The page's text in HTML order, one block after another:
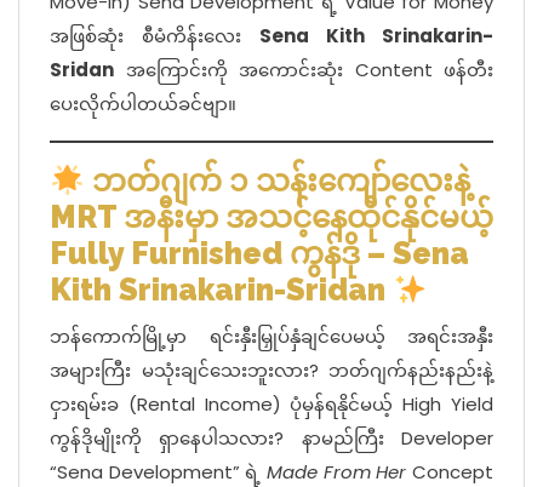
အဖြစ်ဆုံး စီမံကိန်းလေး Sena Kith Srinakarin-
Sridan အကြောင်းကို အကောင်းဆုံး Content ဖန်တီး
ပေးလိုက်ပါတယ်ခင်ဗျာ။
ဘတ်ဂျက် ၁ သန်းကျော်လေးနဲ့
MRT အနီးမှာ အသင့်နေထိုင်နိုင်မယ့်
Fully Furnished ကွန်ဒို – Sena
Kith Srinakarin-Sridan
ဘန်ကောက်မြို့မှာ ရင်းနှီးမြှုပ်နှံချင်ပေမယ့် အရင်းအနှီး
အများကြီး မသုံးချင်သေးဘူးလား? ဘတ်ဂျက်နည်းနည်းနဲ့
ငှားရမ်းခ (Rental Income) ပုံမှန်ရနိုင်မယ့် High Yield
ကွန်ဒိုမျိုးကို ရှာနေပါသလား? နာမည်ကြီး Developer
“Sena Development” ရဲ့ Made From Her Concept